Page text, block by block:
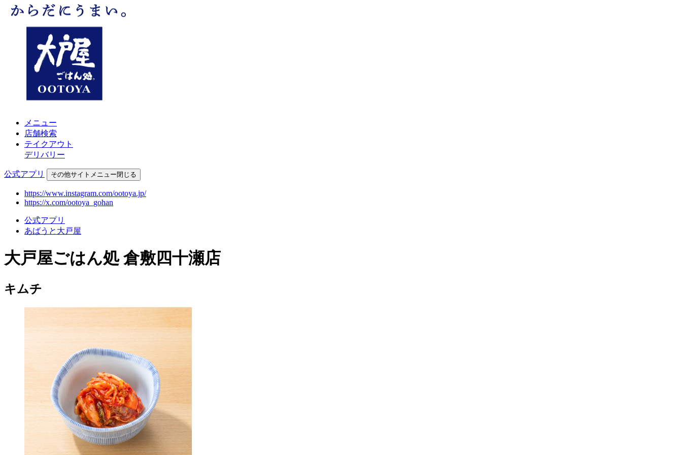
メニュー
店舗検索
テイクアウト
デリバリー
公式アプリ その他サイトメニュー閉じる
https://www.instagram.com/ootoya.jp/
https://x.com/ootoya_gohan
公式アプリ
あばうと大戸屋
大戸屋ごはん処 倉敷四十瀬店
キムチ